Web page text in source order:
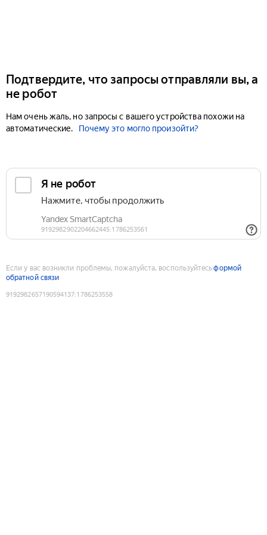
Подтвердите, что запросы отправляли вы, а
не робот
Нам очень жаль, но запросы с вашего устройства похожи на
автоматические.
Почему это могло произойти?
Если у вас возникли проблемы, пожалуйста, воспользуйтесьформой
обратной связи
9192982657190594137:1786253558